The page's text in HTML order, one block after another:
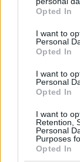
grant or deny
use your data
consent section.
Opted In
I want to
Personal
Opted In
I want to
Personal
Opted In
I want to
Retention,
Personal
Purposes
Opted In
Δάκρυσε ο
Αλτσχάιμερ: Η
αναλαμβάνει
Μουσακάς: Η
της
πριν 28 λεπτά
μητρότητα
πριν 28 λεπτά
Συμπαίκτης
Ανακοινώθηκε
πριν 30 λεπτά